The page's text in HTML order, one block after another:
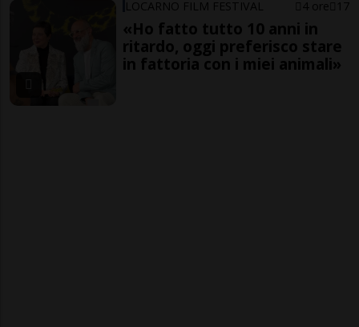
LOCARNO FILM FESTIVAL 4 ore 17
«Ho fatto tutto 10 anni in
ritardo, oggi preferisco stare
in fattoria con i miei animali»